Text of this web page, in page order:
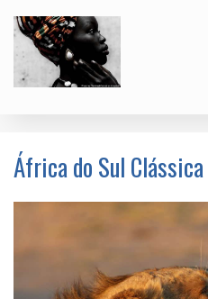
África do Sul Clássica